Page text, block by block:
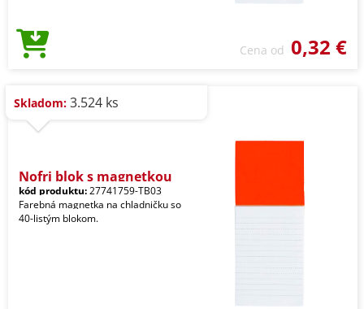
Cena od 0,32 €
Skladom: 3.524 ks
Nofri blok s magnetkou
kód produktu:27741759-TB03
Farebná magnetka na chladničku so
40-listým blokom.